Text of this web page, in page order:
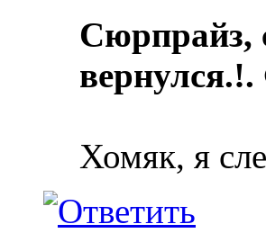
Сюрпрайз,
Хомяк, я